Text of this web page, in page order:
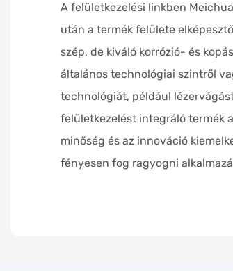
A felületkezelési linkben
után a termék felülete
szép, de kiváló korrózió- és
általános technológiai szintről
technológiát, például
felületkezelést integráló termék
minőség és az innováció
fényesen fog ragyogni